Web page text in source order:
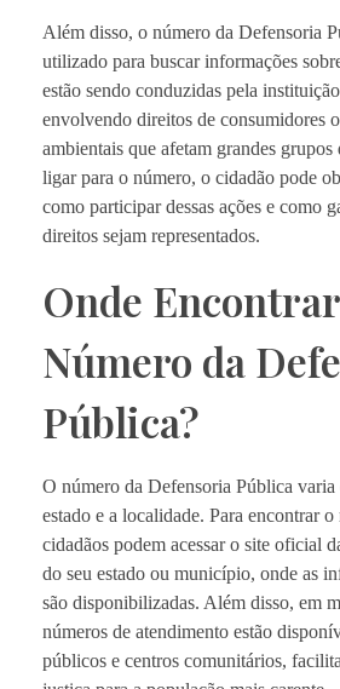
Além disso, o número da Defensoria
utilizado para buscar informações
estão sendo conduzidas pela
envolvendo direitos de consumidores
ambientais que afetam grandes
ligar para o número, o cidadão pode
como participar dessas ações e como
direitos sejam representados.
Onde
Número da
Pública?
O número da Defensoria Pública
estado e a localidade. Para encontrar
cidadãos podem acessar o site oficial
do seu estado ou município, onde as
são disponibilizadas. Além disso, em
números de atendimento estão
públicos e centros comunitários,